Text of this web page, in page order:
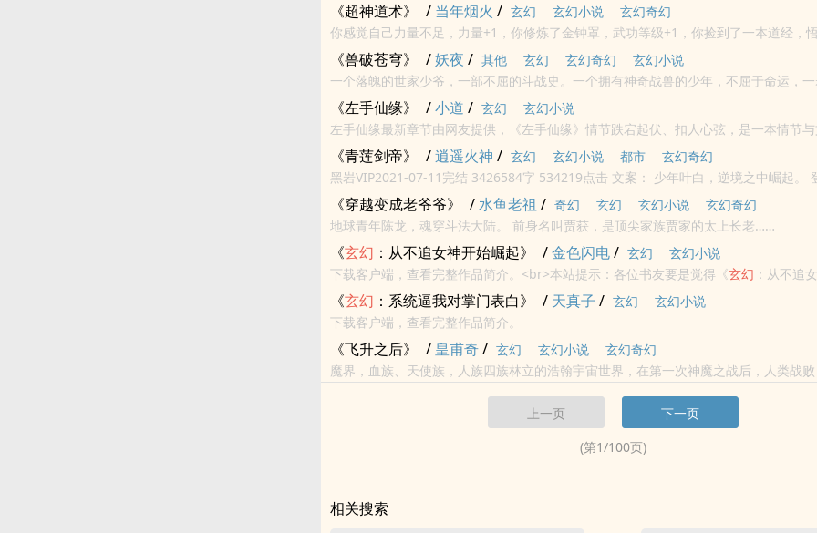
《超神道术》 / 当年烟火 / 玄幻 玄幻小说
玄幻奇幻
你感觉自己力量不足，力量+1，你修炼了金钟罩，武功等级+1，你捡到了一本道经，
对手力大无穷，金钟罩大圆满，你将金钟罩，铁布衫，十三横练全部+...
《兽破苍穹》 /妖夜 / 其他 玄幻 玄幻奇幻
玄幻小说
一个落魄的世家少爷，一部不屈的斗战史。一个拥有神奇战兽的少年，不屈于命运，
峰，与天抗争，天又有什么资格跟我争？...
《左手仙缘》 /小道 / 玄幻
玄幻小说
左手仙缘最新章节由网友提供，《左手仙缘》情节跌宕起伏、扣人心弦，是一本情节
幻小说小说，笔尖中文免费提供小道最新清爽干净的文字章节在线阅读.
《青莲剑帝》 /逍遥火神 / 玄幻 玄幻小说 都市
玄幻奇幻
黑岩VIP2021-07-11完结 3426584字 534219点击 文案： 少年叶白，逆境之中崛起。 登天路，逆苍
穹，成就绝世剑帝！ 一剑出，焚天地，荡九幽...
《穿越变成老爷爷》 /水鱼老祖 / 奇幻 玄幻 玄幻小说
玄幻奇幻
地球青年陈龙，魂穿斗法大陆。 前身名叫贾获，是顶尖家族贾家的太上长老……
《玄幻 ：从不追女神开始崛起》 /金色闪电/ 玄幻
玄幻小说
下载客户端，查看完整作品简介。<br>本站提示：各位书友要是觉得《玄幻 ：从不追
还不错的话请不要忘记向您QQ群和微博里的朋友推荐哦！
《玄幻 ：系统逼我对掌门表白》 / 天真子 / 玄幻
玄幻小说
下载客户端，查看完整作品简介。
《飞升之后》 / 皇甫奇/ 玄幻 玄幻小说
玄幻奇幻
魔界，血族、天使族，人族四族林立的浩翰宇宙世界，在第一次神魔之战后，人类战
耻辱的《太古协议》。人类开始了屈辱的残苟政策，默默的休养生息……无数亿年后，
上一页
下一页
(第1/100页)
相关搜索